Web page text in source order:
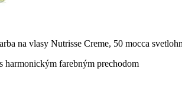
na vlasy Nutrisse Creme, 50 mocca
harmonickým farebným prechodom